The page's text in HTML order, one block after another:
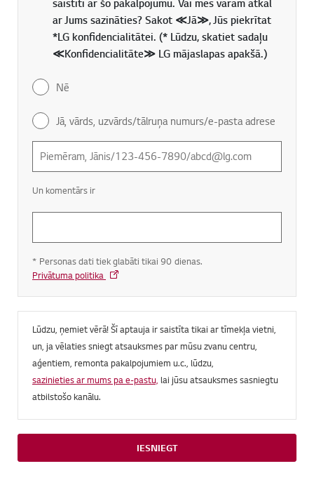
ar Jums sazināties? Sakot ≪Jā≫, Jūs piekrītat
*LG konfidencialitātei. (* Lūdzu, skatiet sadaļu
≪Konfidencialitāte≫ LG mājaslapas apakšā.)
Nē
Jā, vārds, uzvārds/tālruņa numurs/e-pasta adrese
Un komentārs ir
* Personas dati tiek glabāti tikai 90 dienas.
Privātuma politika
Lūdzu, ņemiet vērā! Šī aptauja ir saistīta tikai ar tīmekļa vietni,
un, ja vēlaties sniegt atsauksmes par mūsu zvanu centru,
aģentiem, remonta pakalpojumiem u.c., lūdzu,
sazinieties ar mums pa e-pastu, lai jūsu atsauksmes sasniegtu
atbilstošo kanālu.
IESNIEGT